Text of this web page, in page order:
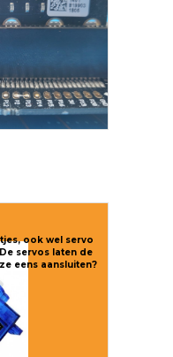
ook wel servo
servos laten de
eens aansluiten?